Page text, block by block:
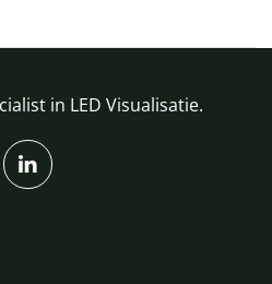
in LED Visualisatie.